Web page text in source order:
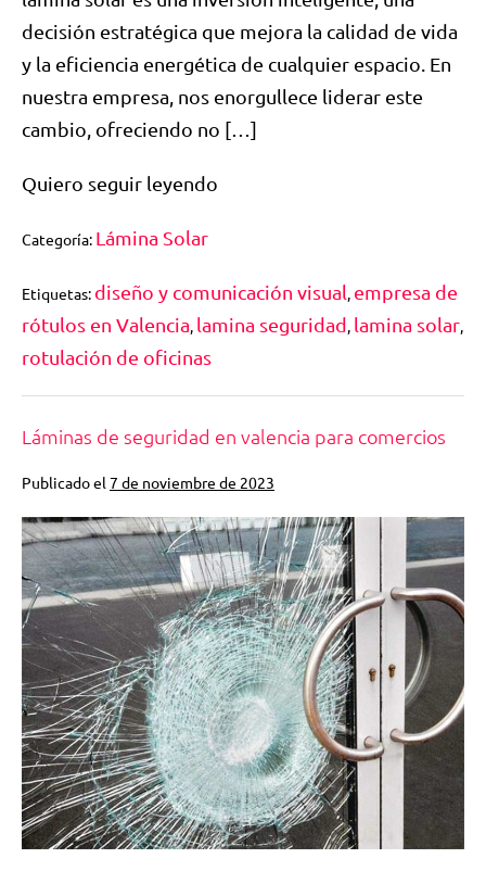
decisión estratégica que mejora la calidad de vida
y la eficiencia energética de cualquier espacio. En
nuestra empresa, nos enorgullece liderar este
cambio, ofreciendo no […]
Quiero seguir leyendo
Categoría: Lámina Solar
Etiquetas: diseño y comunicación visual, empresa de
rótulos en Valencia, lamina seguridad, lamina solar,
rotulación de oficinas
Láminas de seguridad en valencia para comercios
Publicado el 7 de noviembre de 2023